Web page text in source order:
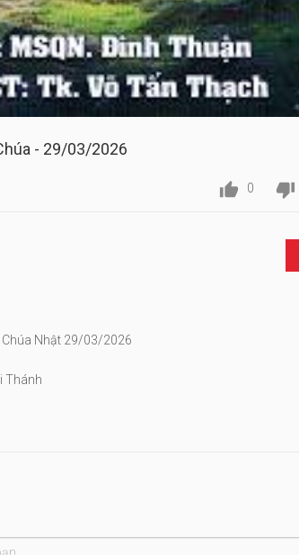
- 29/03/2026
 0 
Chúa Nhật 29/03/2026
Thánh